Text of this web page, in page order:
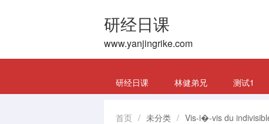
研经日课
www.yanjingrike.com
研经日课 林健弟兄 测试1
首页 / 未分类 / Vis-i�-vis du